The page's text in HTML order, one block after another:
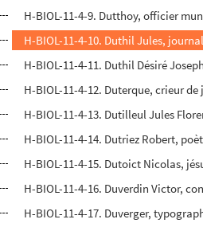
H-BIOL-11-4-9. Dutthoy, officier
H-BIOL-11-4-10. Duthil Jules,
H-BIOL-11-4-11. Duthil Désiré
H-BIOL-11-4-12. Duterque, crieur
H-BIOL-11-4-13. Dutilleul Jules
H-BIOL-11-4-14. Dutriez Robert,
H-BIOL-11-4-15. Dutoict Nicolas,
H-BIOL-11-4-16. Duverdin Victor,
H-BIOL-11-4-17. Duverger,